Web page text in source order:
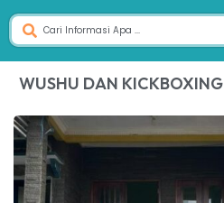
WUSHU DAN KICKBOXING